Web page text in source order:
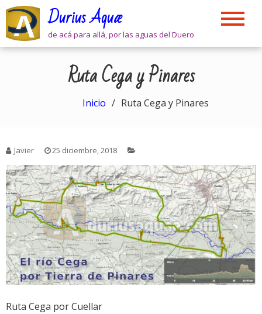
Skip
content
Durius Aquæ
de acá para allá, por las aguas del Duero
Ruta Cega y Pinares
Inicio Ruta Cega y Pinares
Javier 25 diciembre, 2018
Ruta Cega por Cuellar